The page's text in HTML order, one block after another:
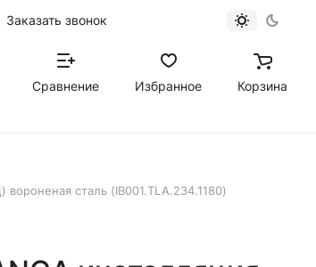
Заказать звонок
Сравнение Избранное Корзина
сталь (IB001.TLA.234.1180)